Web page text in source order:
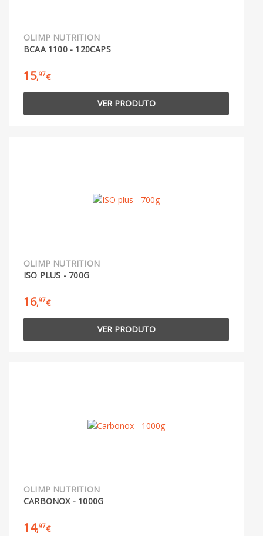
OLIMP NUTRITION
BCAA 1100 - 120CAPS
15,97€
VER PRODUTO
OLIMP NUTRITION
ISO PLUS - 700G
16,97€
VER PRODUTO
OLIMP NUTRITION
CARBONOX - 1000G
14,97€